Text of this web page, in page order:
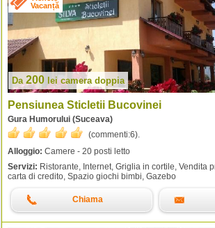
Vacanță
Da 200 lei camera doppia
Pensiunea Sticletii Bucovinei
Gura Humorului (Suceava)
(commenti:6).
Alloggio: Camere - 20 posti letto
Servizi: Ristorante, Internet, Griglia in cortile, Vendita
carta di credito, Spazio giochi bimbi, Gazebo
Chiama